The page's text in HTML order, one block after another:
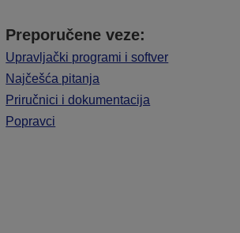
Preporučene veze:
Upravljački programi i softver
Najčešća pitanja
Priručnici i dokumentacija
Popravci